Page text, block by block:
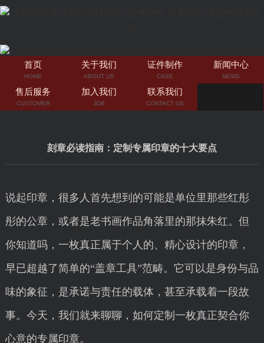
首页
HOME
关于我们
ABOUT US
证件制作
CASE
新闻中心
NEWS
售后服务
CUSTOMER
加入我们
JOB
联系我们
CONTACT US
刻章必读指南：定制专属印章的十大要点
说起印章，很多人首先想到的可能是单位里那些红彤
彤的公章，或者是老书画作品角落里的那抹朱红。但
你知道吗，一枚真正属于个人的、精心设计的印章，
早已超越了简单的“盖章工具”范畴。它可以是身份与品
味的象征，是承诺与责任的载体，甚至承载着一段故
事。今天，我们就来聊聊，如何定制一枚真正契合你
心意的专属印章。